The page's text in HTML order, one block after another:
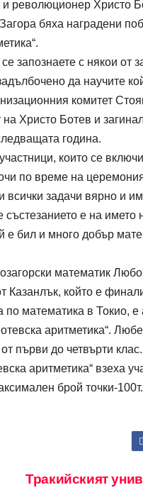
революционер Христо
бяха наградени
запознаете с някои от
да научите
комитет
Христо Ботев и
година.
които се
по време на
задачи вярно и
е на
е бил и много добър
математик
Казанлък, който е
математика в Токио, е
аритметика“.
първи до четвърти клас.
аритметика“ взеха
брой точки-100т.
Тракийският